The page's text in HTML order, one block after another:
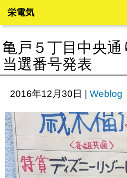
栄電気
亀戸５丁目中央
当選番号発表
2016年12月30日 | Weblog